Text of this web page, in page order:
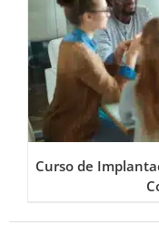
Curso de